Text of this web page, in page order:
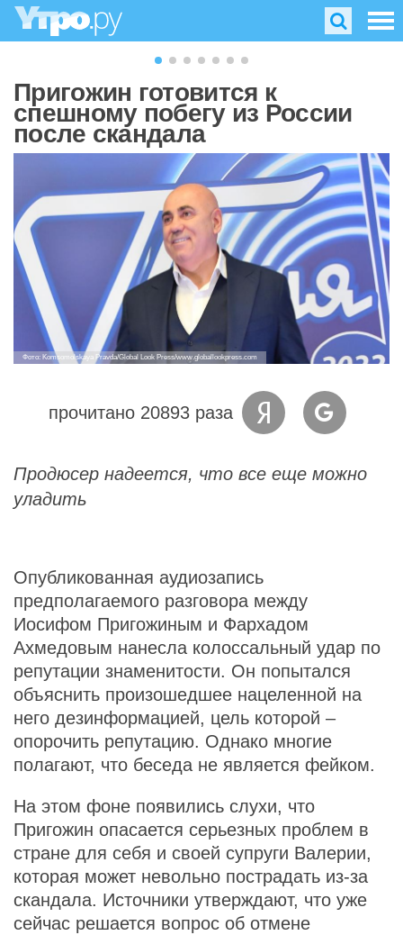
Пригожин готовится к
спешному побегу из России
после скандала
Фото: Komsomolskaya Pravda/Global Look Press/www.globallookpress.com
прочитано 20893 раза
Продюсер надеется, что все еще можно
уладить
Опубликованная аудиозапись
предполагаемого разговора между
Иосифом Пригожиным и Фархадом
Ахмедовым нанесла колоссальный удар по
репутации знаменитости. Он попытался
объяснить произошедшее нацеленной на
него дезинформацией, цель которой –
опорочить репутацию. Однако многие
полагают, что беседа не является фейком.
На этом фоне появились слухи, что
Пригожин опасается серьезных проблем в
стране для себя и своей супруги Валерии,
которая может невольно пострадать из-за
скандала. Источники утверждают, что уже
сейчас решается вопрос об отмене